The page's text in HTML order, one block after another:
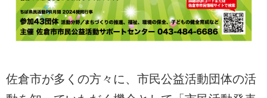
佐倉市が多くの方々に、市民公益活動団体の活